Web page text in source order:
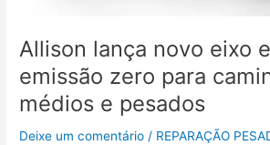
Allison lança novo eixo
emissão zero para
médios e pesados
Deixe um comentário / REPARAÇÃO